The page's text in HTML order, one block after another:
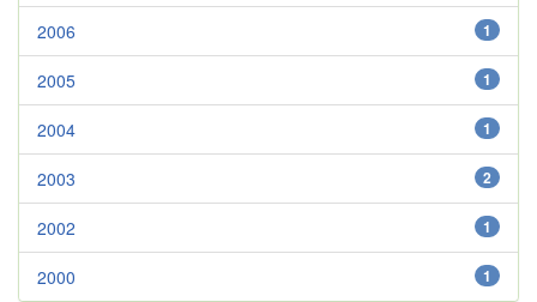
1
2006
1
2005
1
2004
2
2003
1
2002
1
2000